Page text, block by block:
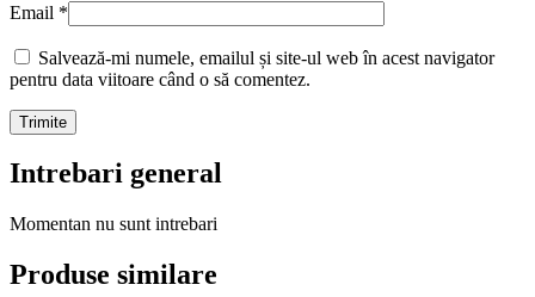
Email *
Salvează-mi numele, emailul și site-ul web în acest navigator
pentru data viitoare când o să comentez.
Intrebari general
Momentan nu sunt intrebari
Produse similare